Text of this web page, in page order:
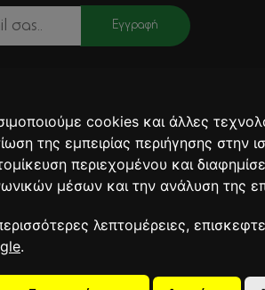
cookies και άλλες
της εμπειρίας περιήγησης στην
περιεχομένου και
μέσων και την ανάλυση της
λεπτομέρειες,
.
Εγγραφή
μέσω E-Mail να στέλνει πληροφορίες για
το σύνδεσμο, η εγγραφή θα έχει ολοκληρωθεί.
στηνΠολιτική Απορρήτου.